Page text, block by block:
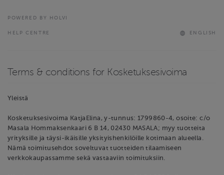
POWERED BY HOLVI
HELP CENTRE ENGLISH
Terms & conditions for Kosketuksesivoima
Yleistä
Kosketuksesivoima KatjaElina, y-tunnus: 1799860-4, osoite: c/o
Masala Hommaksenkaari 6 B 14, 02430 MASALA; myy tuotteita
yrityksille ja täysi-ikäisille yksityishenkilöille kotimaan alueella.
Nämä toimitusehdot soveltuvat tuotteiden tilaamiseen
verkkokaupassamme sekä vastaaviin toimituksiin.